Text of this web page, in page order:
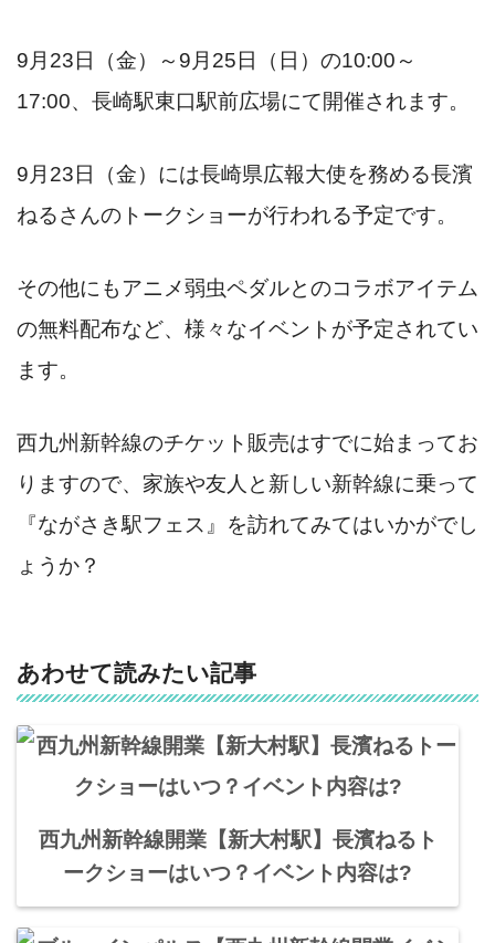
9月23日（金）～9月25日（日）の10:00～
17:00、長崎駅東口駅前広場にて開催されます。
9月23日（金）には長崎県広報大使を務める長濱
ねるさんのトークショーが行われる予定です。
その他にもアニメ弱虫ペダルとのコラボアイテム
の無料配布など、様々なイベントが予定されてい
ます。
西九州新幹線のチケット販売はすでに始まってお
りますので、家族や友人と新しい新幹線に乗って
『ながさき駅フェス』を訪れてみてはいかがでし
ょうか？
あわせて読みたい記事
西九州新幹線開業【新大村駅】長濱ねるト
ークショーはいつ？イベント内容は?